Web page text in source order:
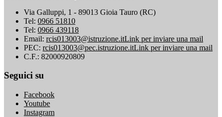
Via Galluppi, 1 - 89013 Gioia Tauro (RC)
Tel: 0966 51810
Tel: 0966 439118
Email: rcis013003@istruzione.itLink per inviare una mail
PEC: rcis013003@pec.istruzione.itLink per inviare una mail
C.F.: 82000920809
Seguici su
Facebook
Youtube
Instagram